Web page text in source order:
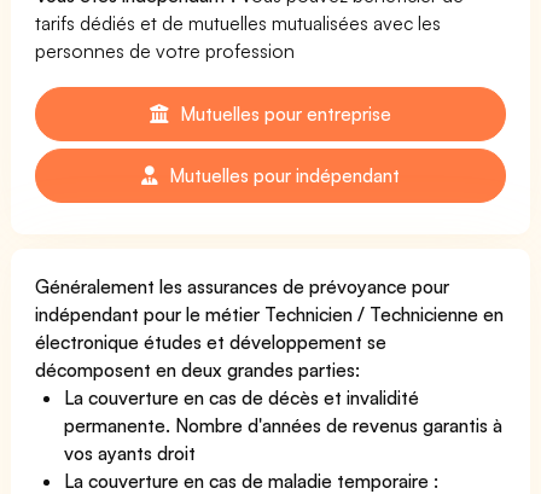
tarifs dédiés et de mutuelles mutualisées avec les
personnes de votre profession
Mutuelles pour entreprise
Mutuelles pour indépendant
Généralement les assurances de prévoyance pour
indépendant pour le métier Technicien / Technicienne en
électronique études et développement se
décomposent en deux grandes parties:
La couverture en cas de décès et invalidité
permanente. Nombre d'années de revenus garantis à
vos ayants droit
La couverture en cas de maladie temporaire :